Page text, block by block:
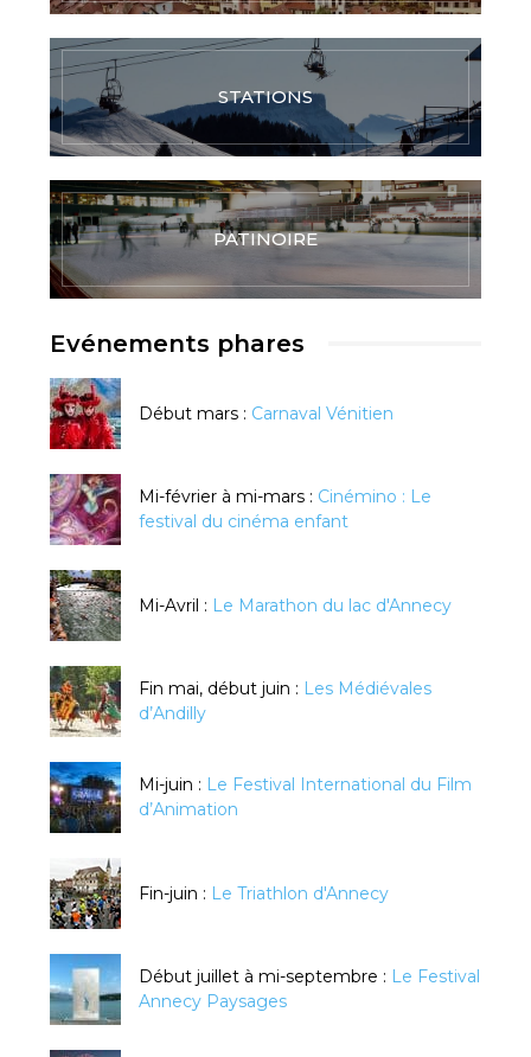
STATIONS
PATINOIRE
Evénements phares
Début mars : Carnaval Vénitien
Mi-février à mi-mars : Cinémino : Le
festival du cinéma enfant
Mi-Avril : Le Marathon du lac d'Annecy
Fin mai, début juin : Les Médiévales
d’Andilly
Mi-juin : Le Festival International du Film
d’Animation
Fin-juin : Le Triathlon d'Annecy
Début juillet à mi-septembre : Le Festival
Annecy Paysages